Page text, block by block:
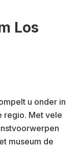
Los
u onder in
regio. Met vele
museum de